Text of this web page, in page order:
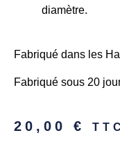
diamètre.
Fabriqué dans les
Fabriqué sous 20
20,00 € TTC